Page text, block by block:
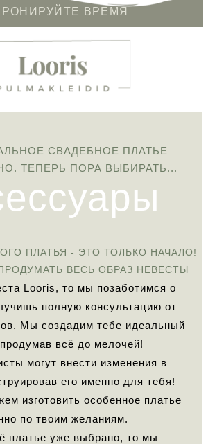
ВРЕМЯ
СВАДЕБНОЕ ПЛАТЬЕ
ТЕПЕРЬ ПОРА ВЫБИРАТЬ...
ПЛАТЬЯ - ЭТО ТОЛЬКО НАЧАЛО!
ВЕСЬ ОБРАЗ НЕВЕСТЫ
Looris, то мы позаботимся о
полную консультацию от
Мы создадим тебе идеальный
всё до мелочей!
могут внести изменения в
его именно для тебя!
изготовить особенное платье
по твоим желаниям.
платье уже выбрано, то мы